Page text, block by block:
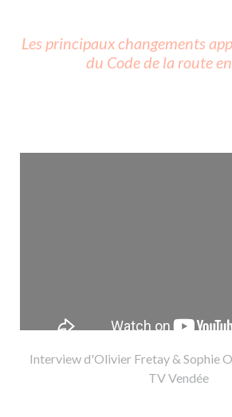
Les principaux changements
du Code de la route
Interview d'Olivier Fretay & Sophie
TV Vendée